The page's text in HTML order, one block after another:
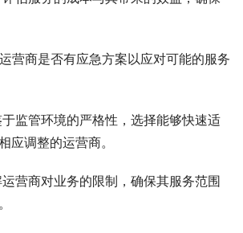
营商是否有应急方案以应对可能的服务
监管环境的严格性，选择能够快速适
应调整的运营商。
营商对业务的限制，确保其服务范围